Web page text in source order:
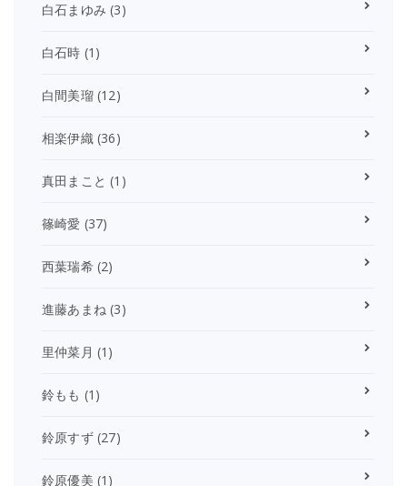
白石まゆみ (3)
白石時 (1)
白間美瑠(12)
相楽伊織(36)
真田まこと (1)
篠崎愛 (37)
西葉瑞希(2)
進藤あまね (3)
里仲菜月 (1)
鈴もも (1)
鈴原すず(27)
鈴原優美 (1)